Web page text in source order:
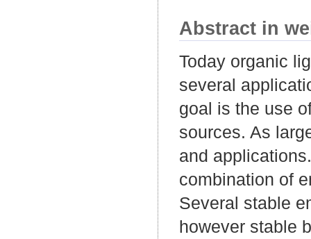
Abstract in
Today organic
several
goal is the use
sources. As
and
combination of
Several stable
however stable